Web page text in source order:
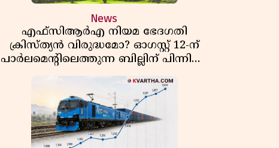
News
എഫ്സിആർഎ നിയമ ഭേദഗതി
ക്രിസ്ത്യൻ വിരുദ്ധമോ? ഓഗസ്റ്റ് 12-ന്
പാർലമെന്റിലെത്തുന്ന ബില്ലിന് പിന്നിലെ
യഥാർത്ഥ അജണ്ട എന്ത്?